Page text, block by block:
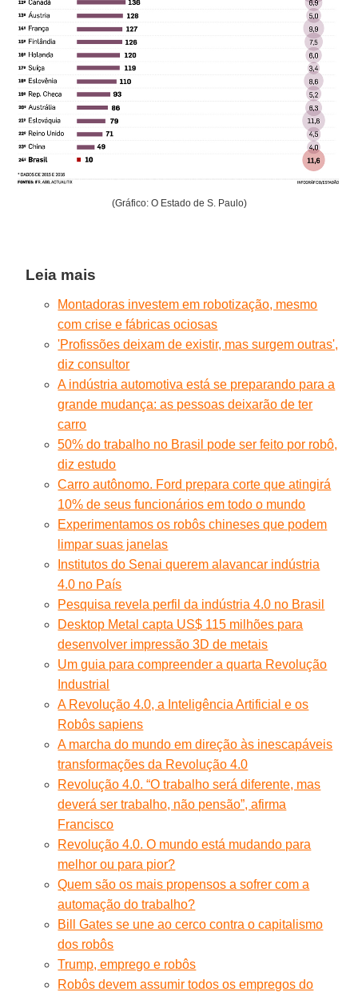
(Gráfico: O Estado de S. Paulo)
Leia mais
Montadoras investem em robotização, mesmo
com crise e fábricas ociosas
'Profissões deixam de existir, mas surgem outras',
diz consultor
A indústria automotiva está se preparando para a
grande mudança: as pessoas deixarão de ter
carro
50% do trabalho no Brasil pode ser feito por robô,
diz estudo
Carro autônomo. Ford prepara corte que atingirá
10% de seus funcionários em todo o mundo
Experimentamos os robôs chineses que podem
limpar suas janelas
Institutos do Senai querem alavancar indústria
4.0 no País
Pesquisa revela perfil da indústria 4.0 no Brasil
Desktop Metal capta US$ 115 milhões para
desenvolver impressão 3D de metais
Um guia para compreender a quarta Revolução
Industrial
A Revolução 4.0, a Inteligência Artificial e os
Robôs sapiens
A marcha do mundo em direção às inescapáveis
transformações da Revolução 4.0
Revolução 4.0. “O trabalho será diferente, mas
deverá ser trabalho, não pensão”, afirma
Francisco
Revolução 4.0. O mundo está mudando para
melhor ou para pior?
Quem são os mais propensos a sofrer com a
automação do trabalho?
Bill Gates se une ao cerco contra o capitalismo
dos robôs
Trump, emprego e robôs
Robôs devem assumir todos os empregos do